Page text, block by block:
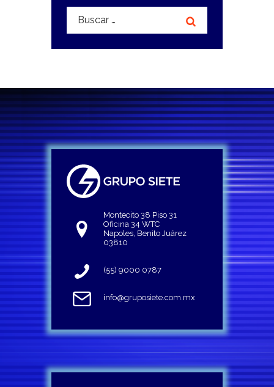
Buscar:
Montecito 38 Piso 31
Oficina 34 WTC
Napoles, Benito Juárez
03810
(55) 9000 0787
info@gruposiete.com.mx